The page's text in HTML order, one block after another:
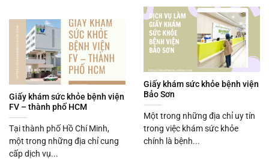
Giấy khám sức khỏe bệnh viện
Bảo Sơn
Một trong những địa chỉ uy tín
trong việc khám sức khỏe
chính là bệnh...
Giấy khám sức khỏe bệnh viện
FV – thành phố HCM
Tại thành phố Hồ Chí Minh,
một trong những địa chỉ cung
cấp dịch vụ...